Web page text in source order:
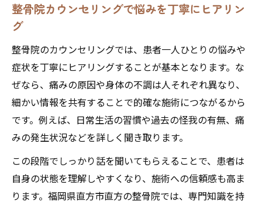
整骨院カウンセリングで悩みを丁寧にヒアリン
グ
整骨院のカウンセリングでは、患者一人ひとりの悩みや
症状を丁寧にヒアリングすることが基本となります。な
ぜなら、痛みの原因や身体の不調は人それぞれ異なり、
細かい情報を共有することで的確な施術につながるから
です。例えば、日常生活の習慣や過去の怪我の有無、痛
みの発生状況などを詳しく聞き取ります。
この段階でしっかり話を聞いてもらえることで、患者は
自身の状態を理解しやすくなり、施術への信頼感も高ま
ります。福岡県直方市直方の整骨院では、専門知識を持